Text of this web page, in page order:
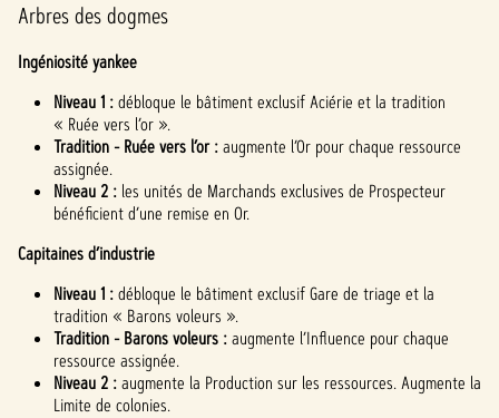
Arbres des dogmes
Ingéniosité yankee
Niveau 1 :débloque le bâtiment exclusif Aciérie et la tradition
« Ruée vers l’or ».
Tradition - Ruée vers l’or :augmente l’Or pour chaque ressource
assignée.
Niveau 2 : les unités de Marchands exclusives de Prospecteur
bénéficient d’une remise en Or.
Capitaines d’industrie
Niveau 1 :débloque le bâtiment exclusif Gare de triage et la
tradition « Barons voleurs ».
Tradition - Barons voleurs :augmente l’Influence pour chaque
ressource assignée.
Niveau 2 :augmente la Production sur les ressources. Augmente la
Limite de colonies.